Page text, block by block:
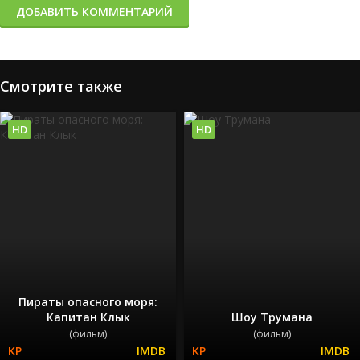
ДОБАВИТЬ КОММЕНТАРИЙ
Смотрите также
Пираты опасного моря:
Капитан Клык
(фильм)
HD
Шоу Трумана
(фильм)
HD